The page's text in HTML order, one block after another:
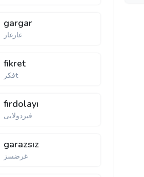
gargar
غارغار
fikret
فكرt
fırdolayı
فیر‌دولایی
garazsız
غرضسز